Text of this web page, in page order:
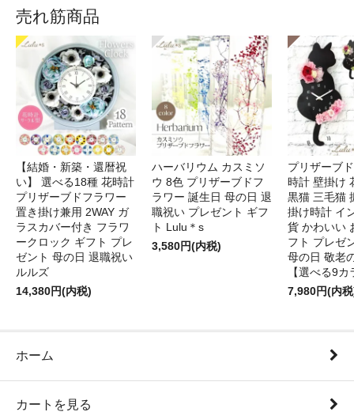
売れ筋商品
【結婚・新築・還暦祝
い】 選べる18種 花時計
プリザーブドフラワー
置き掛け兼用 2WAY ガ
ラスカバー付き フラワ
ークロック ギフト プレ
ゼント 母の日 退職祝い
ルルズ
14,380円(内税)
ハーバリウム カスミソ
ウ 8色 プリザーブドフ
ラワー 誕生日 母の日 退
職祝い プレゼント ギフ
ト Lulu＊s
3,580円(内税)
プリザーブ
時計 壁掛け
黒猫 三毛猫
掛け時計 イ
貨 かわいい
フト プレゼ
母の日 敬老
【選べる9カ
7,980円(内
ホーム
カートを見る